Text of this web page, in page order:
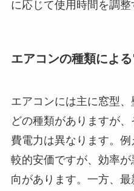
に応じて使用時間を調整
エアコンの種類によ
エアコンには主に窓型
どの種類がありますが
費電力は異なります。
較的安価ですが、効率
向があります。一方、